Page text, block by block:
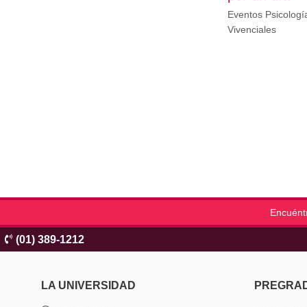
Eventos
Vivenciales
(01) 389-1212
LA UNIVERSIDAD